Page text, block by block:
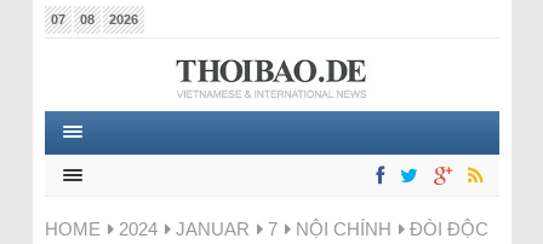
07 08 2026
HOME 2024 JANUAR 7 NỘI CHÍNH
ĐÒI ĐỘC